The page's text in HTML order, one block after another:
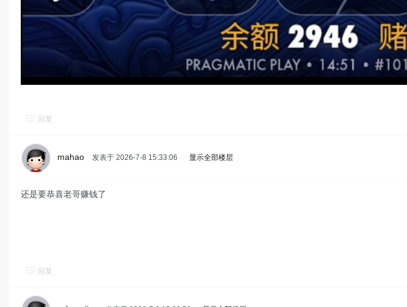
回复
mahao 发表于 2026-7-8 15:33:06 显示全部楼层
还是要恭喜老哥赚钱了
回复